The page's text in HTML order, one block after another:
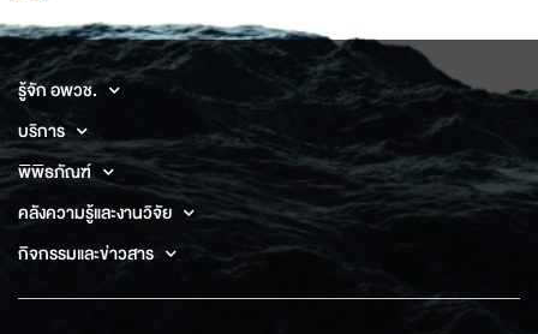
รู้จัก อพวช.
บริการ
พิพิธภัณฑ์
คลังความรู้และงานวิจัย
กิจกรรมและข่าวสาร